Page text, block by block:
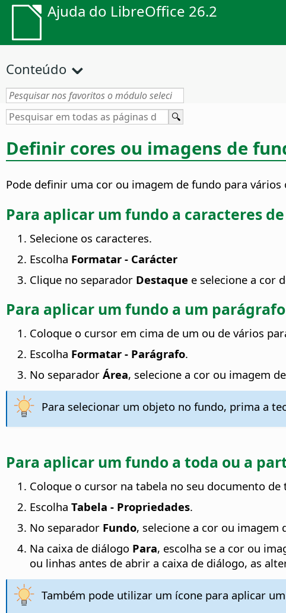
Ajuda do LibreOffice 26.2
Conteúdo
Definir cores ou imagens de
Pode definir uma cor ou imagem de fundo para
Para aplicar um fundo a caracteres
Selecione os caracteres.
Escolha Formatar - Carácter
Clique no separador Destaque e selecione a cor
Para aplicar um fundo a um parágrafo
Coloque o cursor em cima de um ou de vários
Escolha Formatar - Parágrafo.
No separador Área, selecione a cor ou imagem
Para selecionar um objeto no fundo, prima a
Para aplicar um fundo a toda ou a
Coloque o cursor na tabela no seu documento de
Escolha Tabela - Propriedades.
No separador Fundo, selecione a cor ou imagem
Na caixa de diálogo Para, escolha se a cor ou
ou linhas antes de abrir a caixa de diálogo, as
Também pode utilizar um ícone para aplicar